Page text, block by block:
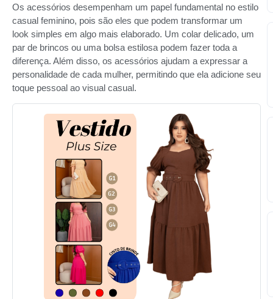
Os acessórios desempenham um papel fundamental no estilo
casual feminino, pois são eles que podem transformar um
look simples em algo mais elaborado. Um colar delicado, um
par de brincos ou uma bolsa estilosa podem fazer toda a
diferença. Além disso, os acessórios ajudam a expressar a
personalidade de cada mulher, permitindo que ela adicione seu
toque pessoal ao visual casual.